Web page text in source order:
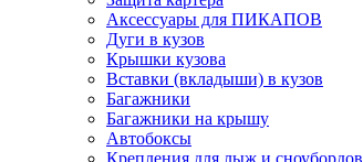
Аксессуары для ПИКАПОВ
Дуги в кузов
Крышки кузова
Вставки (вкладыши) в кузов
Багажники
Багажники на крышу
Автобоксы
Крепления для лыж и сноубордов